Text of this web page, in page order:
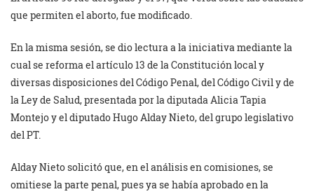
que permiten el aborto, fue modificado.
En la misma sesión, se dio lectura a la iniciativa mediante la
cual se reforma el artículo 13 de la Constitución local y
diversas disposiciones del Código Penal, del Código Civil y de
la Ley de Salud, presentada por la diputada Alicia Tapia
Montejo y el diputado Hugo Alday Nieto, del grupo legislativo
del PT.
Alday Nieto solicitó que, en el análisis en comisiones, se
omitiese la parte penal, pues ya se había aprobado en la